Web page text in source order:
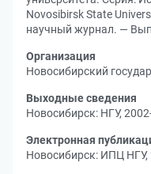
Novosibirsk State
научный журнал. —
Организация
Новосибирский
Выходные сведения
Новосибирск: НГУ,
Электронная
Новосибирск: ИПЦ НГУ,